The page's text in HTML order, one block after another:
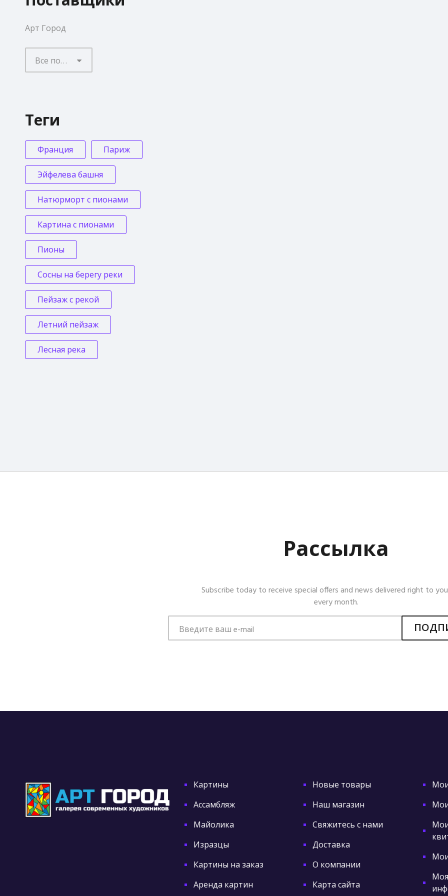
Арт Город
Все поставщики
Теги
Франция
Париж
Эйфелева башня
Натюрморт с пионами
Картина с пионами
Пионы
Сосны на берегу реки
Пейзаж с рекой
Летний пейзаж
Лесная река
Рассылка
Subscribe today to receive special offers and news delivered right to
every month.
Картины
Ассамбляж
Майолика
Изразцы
Картины на заказ
Аренда картин
Новые товары
Наш магазин
Свяжитесь с нами
Доставка
О компании
Карта сайта